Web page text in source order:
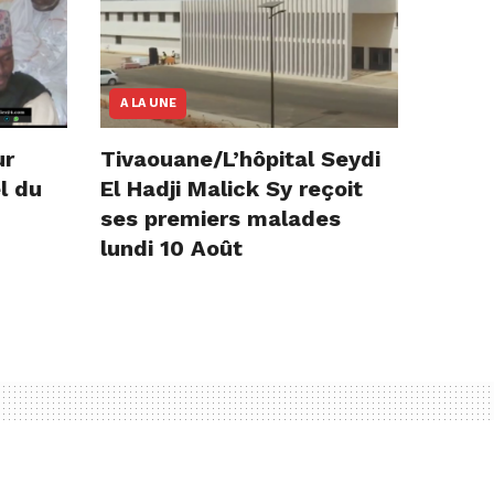
du
A LA UNE
Tivaouane/L’hôpital Seydi
El Hadji Malick Sy reçoit
ses premiers malades
lundi 10 Août